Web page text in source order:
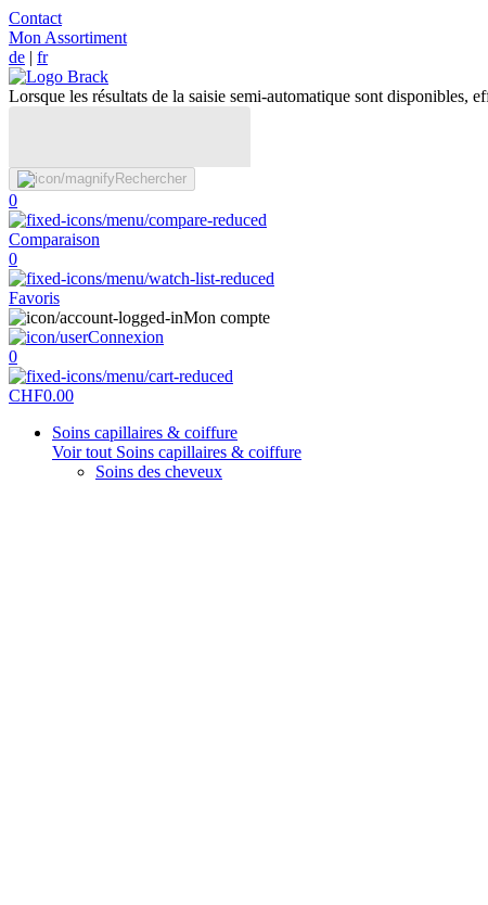
Contact
Mon Assortiment
de | fr
Lorsque les résultats de la saisie semi-automatique sont disponibles,
Rechercher
0
Comparaison
0
Favoris
Mon compte
Connexion
0
CHF0.00
Soins capillaires & coiffure
Voir tout Soins capillaires & coiffure
Soins des cheveux